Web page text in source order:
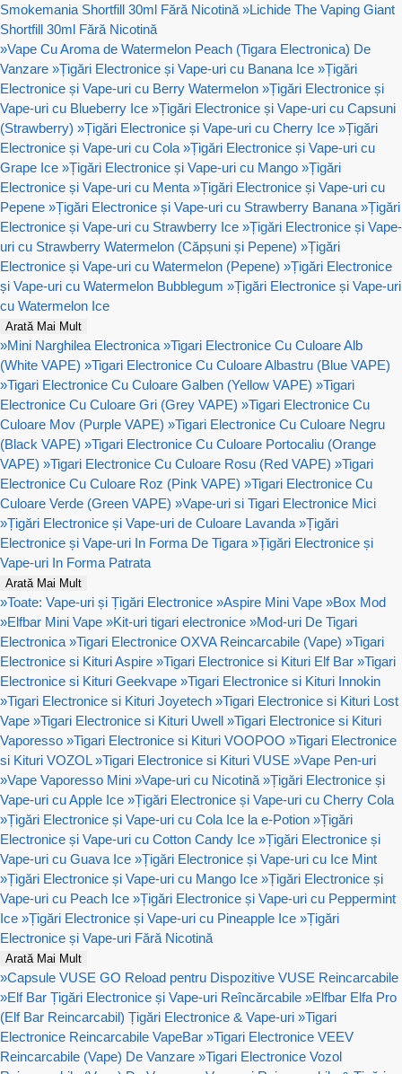
Smokemania Shortfill 30ml Fără Nicotină »Lichide The Vaping Giant
Shortfill 30ml Fără Nicotină
»Vape Cu Aroma de Watermelon Peach (Tigara Electronica) De
Vanzare »Țigări Electronice și Vape-uri cu Banana Ice »Țigări
Electronice și Vape-uri cu Berry Watermelon »Țigări Electronice și
Vape-uri cu Blueberry Ice »Țigări Electronice și Vape-uri cu Capsuni
(Strawberry) »Țigări Electronice și Vape-uri cu Cherry Ice »Țigări
Electronice și Vape-uri cu Cola »Țigări Electronice și Vape-uri cu
Grape Ice »Țigări Electronice și Vape-uri cu Mango »Țigări
Electronice și Vape-uri cu Menta »Țigări Electronice și Vape-uri cu
Pepene »Țigări Electronice și Vape-uri cu Strawberry Banana »Țigări
Electronice și Vape-uri cu Strawberry Ice »Țigări Electronice și Vape-
uri cu Strawberry Watermelon (Căpșuni și Pepene) »Țigări
Electronice și Vape-uri cu Watermelon (Pepene) »Țigări Electronice
și Vape-uri cu Watermelon Bubblegum »Țigări Electronice și Vape-uri
cu Watermelon Ice
Arată Mai Mult
»Mini Narghilea Electronica »Tigari Electronice Cu Culoare Alb
(White VAPE) »Tigari Electronice Cu Culoare Albastru (Blue VAPE)
»Tigari Electronice Cu Culoare Galben (Yellow VAPE) »Tigari
Electronice Cu Culoare Gri (Grey VAPE) »Tigari Electronice Cu
Culoare Mov (Purple VAPE) »Tigari Electronice Cu Culoare Negru
(Black VAPE) »Tigari Electronice Cu Culoare Portocaliu (Orange
VAPE) »Tigari Electronice Cu Culoare Rosu (Red VAPE) »Tigari
Electronice Cu Culoare Roz (Pink VAPE) »Tigari Electronice Cu
Culoare Verde (Green VAPE) »Vape-uri si Tigari Electronice Mici
»Țigări Electronice și Vape-uri de Culoare Lavanda »Țigări
Electronice și Vape-uri In Forma De Tigara »Țigări Electronice și
Vape-uri In Forma Patrata
Arată Mai Mult
»Toate: Vape-uri și Țigări Electronice »Aspire Mini Vape »Box Mod
»Elfbar Mini Vape »Kit-uri tigari electronice »Mod-uri De Tigari
Electronica »Tigari Electronice OXVA Reincarcabile (Vape) »Tigari
Electronice si Kituri Aspire »Tigari Electronice si Kituri Elf Bar »Tigari
Electronice si Kituri Geekvape »Tigari Electronice si Kituri Innokin
»Tigari Electronice si Kituri Joyetech »Tigari Electronice si Kituri Lost
Vape »Tigari Electronice si Kituri Uwell »Tigari Electronice si Kituri
Vaporesso »Tigari Electronice si Kituri VOOPOO »Tigari Electronice
si Kituri VOZOL »Tigari Electronice si Kituri VUSE »Vape Pen-uri
»Vape Vaporesso Mini »Vape-uri cu Nicotină »Țigări Electronice și
Vape-uri cu Apple Ice »Țigări Electronice și Vape-uri cu Cherry Cola
»Țigări Electronice și Vape-uri cu Cola Ice la e-Potion »Țigări
Electronice și Vape-uri cu Cotton Candy Ice »Țigări Electronice și
Vape-uri cu Guava Ice »Țigări Electronice și Vape-uri cu Ice Mint
»Țigări Electronice și Vape-uri cu Mango Ice »Țigări Electronice și
Vape-uri cu Peach Ice »Țigări Electronice și Vape-uri cu Peppermint
Ice »Țigări Electronice și Vape-uri cu Pineapple Ice »Țigări
Electronice și Vape-uri Fără Nicotină
Arată Mai Mult
»Capsule VUSE GO Reload pentru Dispozitive VUSE Reincarcabile
»Elf Bar Țigări Electronice și Vape-uri Reîncărcabile »Elfbar Elfa Pro
(Elf Bar Reincarcabil) Țigări Electronice & Vape-uri »Tigari
Electronice Reincarcabile VapeBar »Tigari Electronice VEEV
Reincarcabile (Vape) De Vanzare »Tigari Electronice Vozol